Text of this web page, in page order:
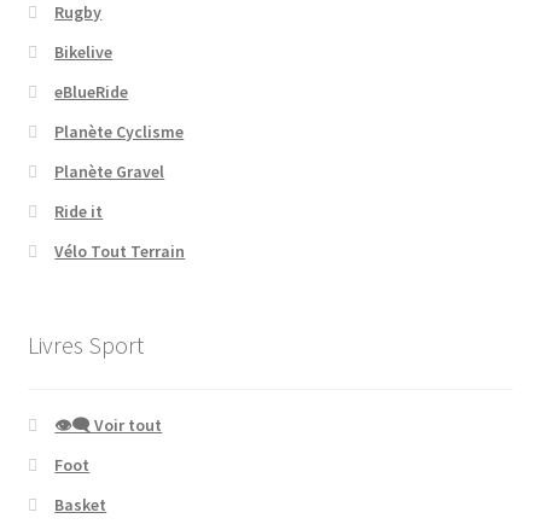
Rugby
Bikelive
eBlueRide
Planète Cyclisme
Planète Gravel
Ride it
Vélo Tout Terrain
Livres Sport
👁‍🗨 Voir tout
Foot
Basket